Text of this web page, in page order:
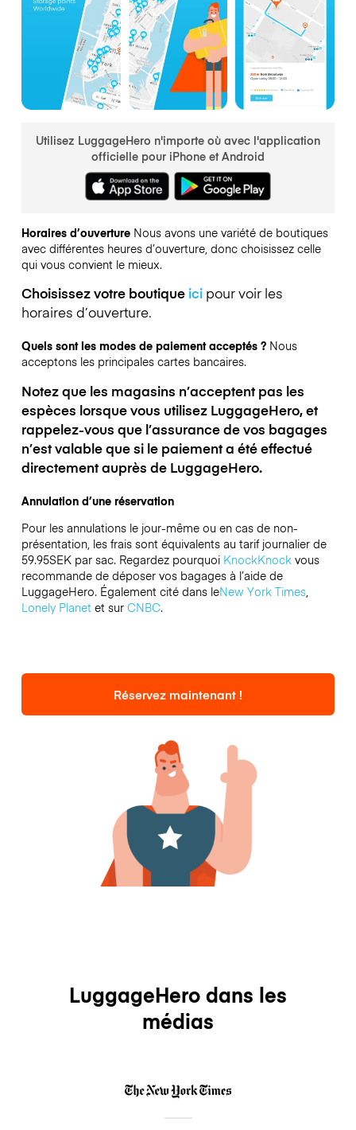
Utilisez LuggageHero n'importe où avec l'application
officielle pour iPhone et Android
Horaires d’ouverture Nous avons une variété de boutiques
avec différentes heures d’ouverture, donc choisissez celle
qui vous convient le mieux.
Choisissez votre boutique icipour voir les
horaires d’ouverture.
Quels sont les modes de paiement acceptés ? Nous
acceptons les principales cartes bancaires.
Notez que les magasins n’acceptent pas les
espèces lorsque vous utilisez LuggageHero, et
rappelez-vous que l’assurance de vos bagages
n’est valable que si le paiement a été effectué
directement auprès de LuggageHero.
Annulation d’une réservation
Pour les annulations le jour-même ou en cas de non-
présentation, les frais sont équivalents au tarif journalier de
59.95SEK par sac. Regardez pourquoi KnockKnockvous
recommande de déposer vos bagages à l’aide de
LuggageHero. Également cité dans leNew York Times,
Lonely Planetet sur CNBC.
Réservez maintenant !
LuggageHero dans les
médias